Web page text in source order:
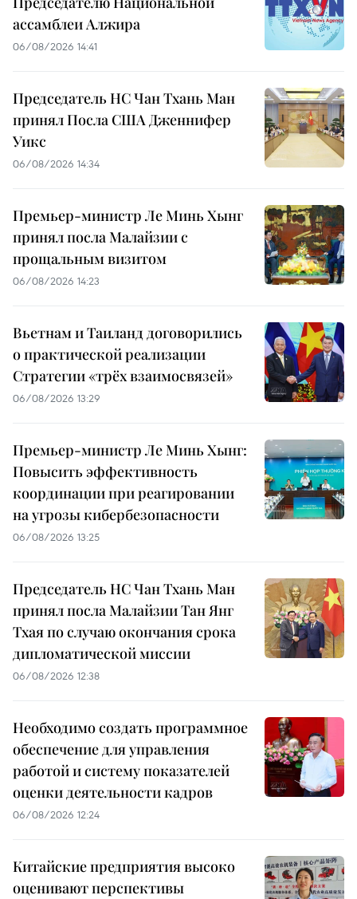
ассамблеи Алжира
06/08/2026 14:41
Председатель НС Чан Тхань Ман
принял Посла США Дженнифер
Уикс
06/08/2026 14:34
Премьер-министр Ле Минь Хынг
принял посла Малайзии с
прощальным визитом
06/08/2026 14:23
Вьетнам и Таиланд договорились
о практической реализации
Стратегии «трёх взаимосвязей»
06/08/2026 13:29
Премьер-министр Ле Минь Хынг:
Повысить эффективность
координации при реагировании
на угрозы кибербезопасности
06/08/2026 13:25
Председатель НС Чан Тхань Ман
принял посла Малайзии Тан Янг
Тхая по случаю окончания срока
дипломатической миссии
06/08/2026 12:38
Необходимо создать программное
обеспечение для управления
работой и систему показателей
оценки деятельности кадров
06/08/2026 12:24
Китайские предприятия высоко
оценивают перспективы